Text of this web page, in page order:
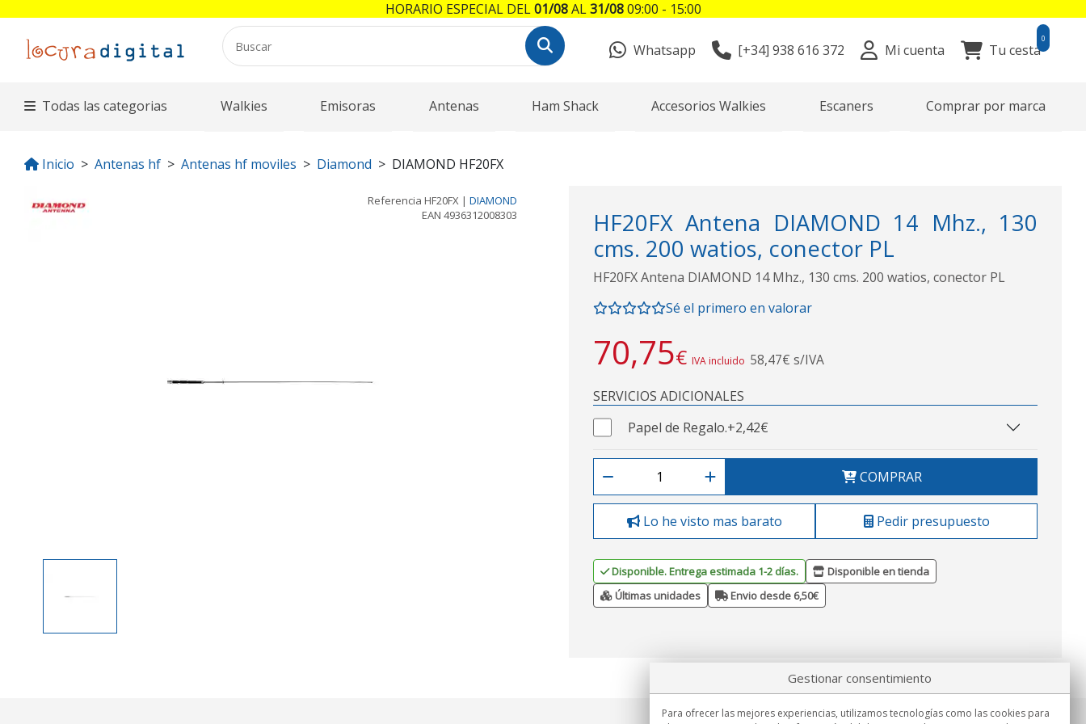
Whatsapp [+34] 938 616 372 Mi cuenta Tu cesta
0
Todas las categorias Walkies Emisoras Antenas Ham Shack Accesorios Walkies Escaners Comprar por marca
Inicio Antenas hf Antenas hf moviles Diamond DIAMOND HF20FX
Referencia HF20FX | DIAMOND
EAN 4936312008303
HF20FX Antena DIAMOND 14 Mhz., 130
cms. 200 watios, conector PL
HF20FX Antena DIAMOND 14 Mhz., 130 cms. 200 watios, conector PL
Sé el primero en valorar
70,75€ IVA incluido 58,47€ s/IVA
SERVICIOS ADICIONALES
Papel de Regalo.+2,42€
COMPRAR
Lo he visto mas barato Pedir presupuesto
Disponible. Entrega estimada 1-2 días.
Disponible en tienda
Últimas unidades
Envio desde 6,50€
Gestionar consentimiento
Para ofrecer las mejores experiencias, utilizamos tecnologías como las cookies para
HORARIO ESPECIAL DEL01/08AL31/0809:00 - 15:00